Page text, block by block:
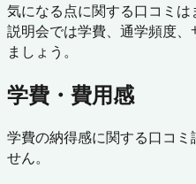
気になる点に関する口コミは
説明会では学費、通学頻度
ましょう。
学費・費用感
学費の納得感に関する口コ
せん。